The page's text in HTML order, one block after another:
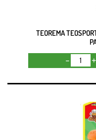
TEOREMA